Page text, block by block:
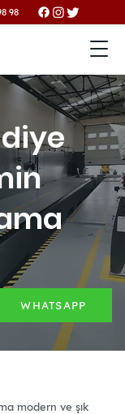
98
WHATSAPP
modern ve şık